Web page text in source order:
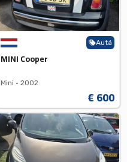
Autá
MINI Cooper
Mini • 2002
€ 600